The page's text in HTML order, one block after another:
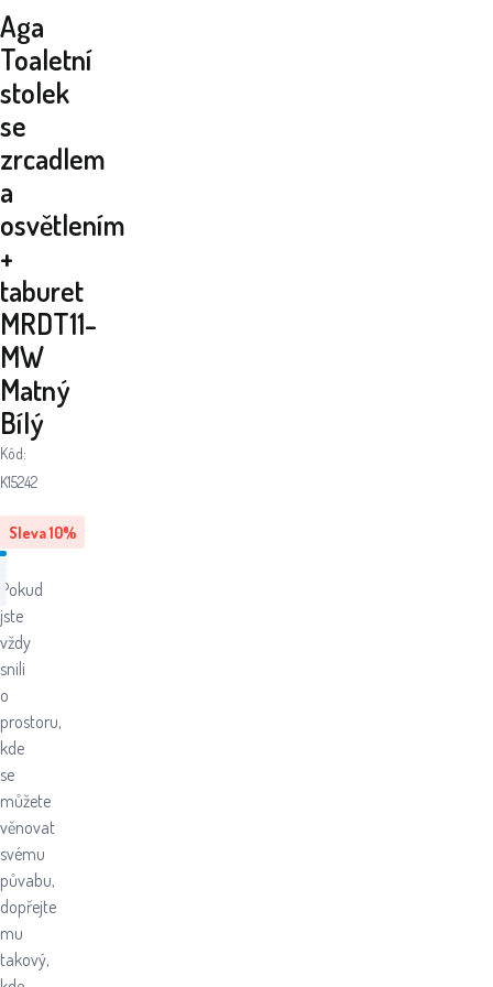
Sleva10%
Aga
Toaletní
stolek
se
zrcadlem
a
osvětlením
+
taburet
MRDT11-
MW
Matný
Bílý
Kód:
K15242
Pokud
jste
vždy
snili
o
prostoru,
kde
se
můžete
věnovat
svému
půvabu,
dopřejte
mu
takový,